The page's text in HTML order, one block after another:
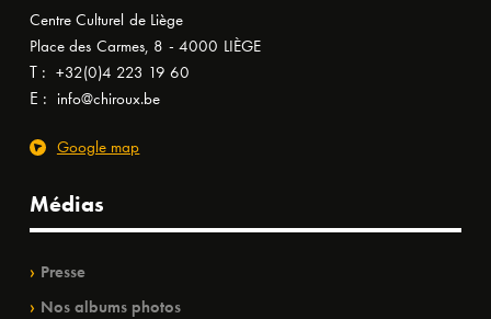
Centre Culturel de Liège
Place des Carmes, 8 - 4000 LIÈGE
T : +32(0)4 223 19 60
E : info@chiroux.be
Google map
Médias
Presse
Nos albums photos